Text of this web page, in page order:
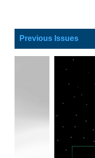
Previous Issues